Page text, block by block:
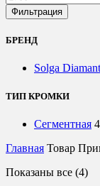
цена
Фильтрация
БРЕНД
Solga Diamant
ТИП КРОМКИ
Сегментная 4
Главная Товар
Показаны все (4)